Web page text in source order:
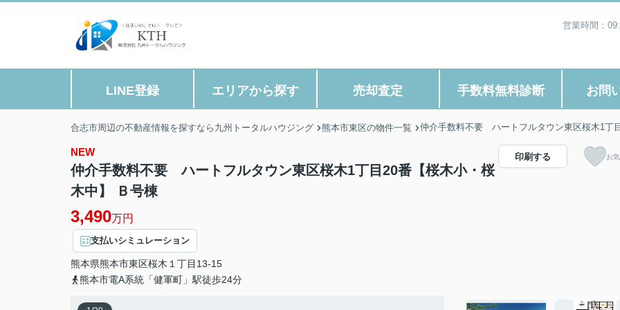
営業時間：
LINE登録 エリアから探す 売却査定 手数料無料診断 お問
合志市周辺の不動産情報を探すなら九州トータルハウジング 熊本市東区の物件一覧 仲介手数料不要 ハートフルタウン東区桜木1丁
NEW
仲介手数料不要 ハートフルタウン東区桜木1丁目20番【桜木小・桜
木中】 Ｂ号棟
3,490万円
支払いシミュレーション
熊本県熊本市東区桜木 １丁目13-15
熊本市電A系統「健軍町」駅徒歩24分
印刷する お